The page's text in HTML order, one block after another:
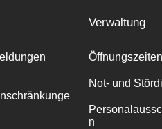
Verwaltung
Öffnungszeiten
Not- und
n